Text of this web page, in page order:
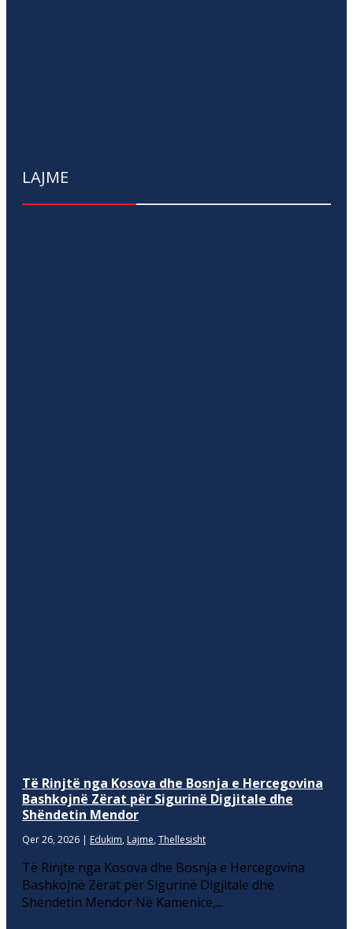
LAJME
Të Rinjtë nga Kosova dhe Bosnja e Hercegovina
Bashkojnë Zërat për Sigurinë Digjitale dhe
Shëndetin Mendor
Qer 26, 2026 | Edukim, Lajme, Thellesisht
Të Rinjtë nga Kosova dhe Bosnja e Hercegovina
Bashkojnë Zërat për Sigurinë Digjitale dhe
Shëndetin Mendor Në Kamenicë,...